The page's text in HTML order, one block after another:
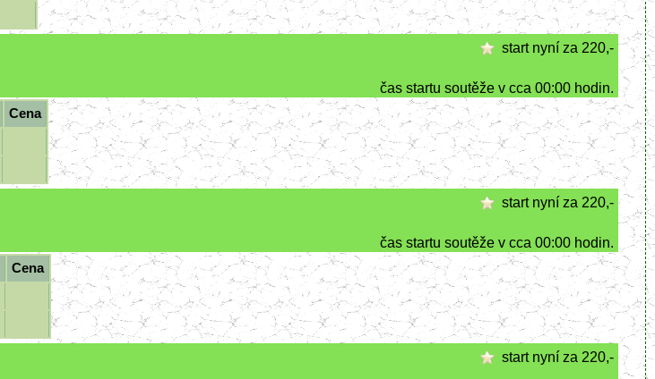
start nyní za 220,-
čas startu soutěže v cca 00:00 hodin.
Cena
start nyní za 220,-
čas startu soutěže v cca 00:00 hodin.
Cena
start nyní za 220,-